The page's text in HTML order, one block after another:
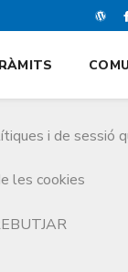
i de sessió
les cookies